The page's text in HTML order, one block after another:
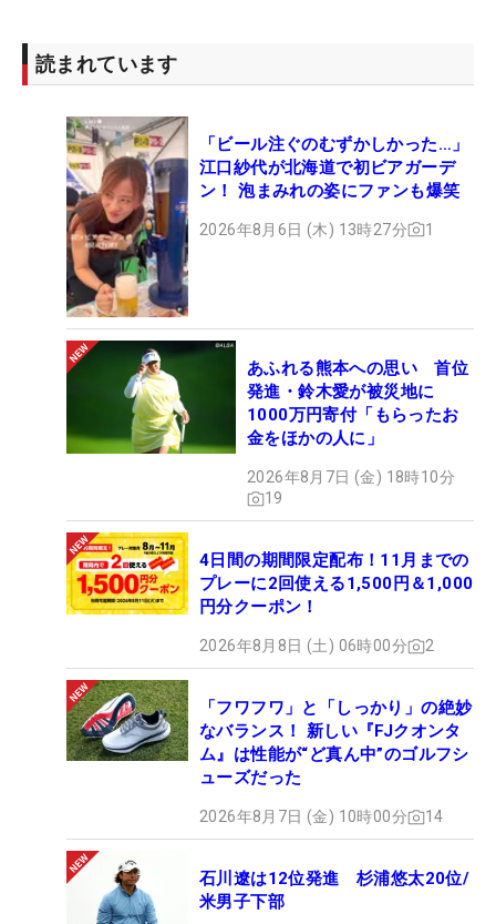
読まれています
「ビール注ぐのむずかしかった…」
江口紗代が北海道で初ビアガーデ
ン！ 泡まみれの姿にファンも爆笑
2026年8月6日 (木) 13時27分 1
あふれる熊本への思い 首位
発進・鈴木愛が被災地に
1000万円寄付「もらったお
金をほかの人に」
2026年8月7日 (金) 18時10分
19
4日間の期間限定配布！11月までの
プレーに2回使える1,500円＆1,000
円分クーポン！
2026年8月8日 (土) 06時00分 2
「フワフワ」と「しっかり」の絶妙
なバランス！ 新しい『FJクオンタ
ム』は性能が“ど真ん中”のゴルフシ
ューズだった
2026年8月7日 (金) 10時00分 14
石川遼は12位発進 杉浦悠太20位/
米男子下部